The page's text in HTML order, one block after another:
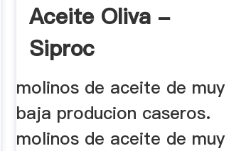
Aceite Oliva -
Siproc
molinos de aceite de muy
baja producion caseros.
molinos de aceite de muy